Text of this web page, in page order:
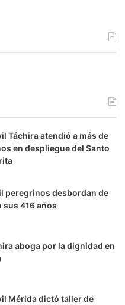
Táchira atendió a más de
en despliegue del Santo
peregrinos desbordan de
sus 416 años
aboga por la dignidad en
Mérida dictó taller de